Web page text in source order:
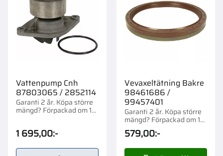
Vattenpump Cnh
87803065 / 2852114
Garanti 2 år. Köpa större
mängd? Förpackad om 1
1 695,00:-
Vevaxeltätning Bakre
98461686 /
99457401
Garanti 2 år. Köpa större
mängd? Förpackad om 1
st.
579,00:-